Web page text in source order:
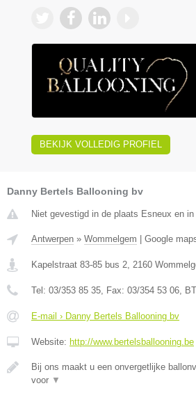
BEKIJK VOLLEDIG PROFIEL
Danny Bertels Ballooning bv
Niet gevestigd in de plaats Esneux en in
Antwerpen » Wommelgem Google
Kapelstraat 83-85 bus 2 2160
Tel: 03/353 85 35 , Fax: 03/354 53 06 ,
E-mail › Danny Bertels Ballooning bv
Website: http://www.bertelsballooning.be
Bij ons maakt u een onvergetlijke
voor ▼